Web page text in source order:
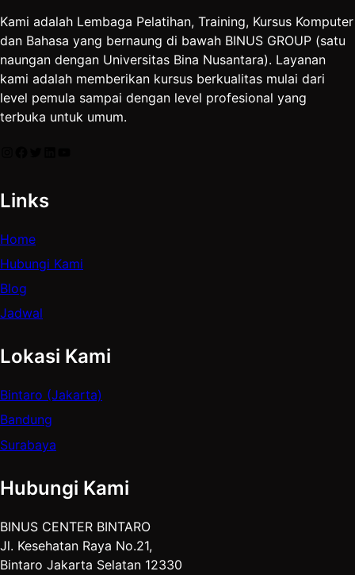
Kami adalah Lembaga Pelatihan, Training, Kursus Komputer
dan Bahasa yang bernaung di bawah BINUS GROUP (satu
naungan dengan Universitas Bina Nusantara). Layanan
kami adalah memberikan kursus berkualitas mulai dari
level pemula sampai dengan level profesional yang
terbuka untuk umum.
Links
Home
Hubungi Kami
Blog
Jadwal
Lokasi Kami
Bintaro (Jakarta)
Bandung
Surabaya
Hubungi Kami
BINUS CENTER BINTARO
Jl. Kesehatan Raya No.21,
Bintaro Jakarta Selatan 12330